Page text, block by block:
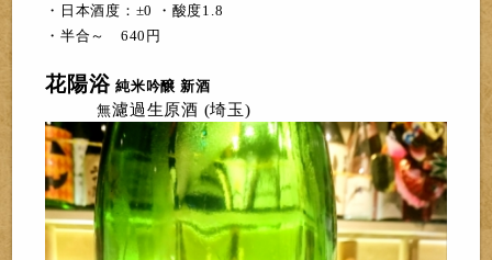
・日本酒度：±0 ・酸度1.8
・半合～ 640円
花陽浴 純米吟醸 新酒
無濾過生原酒 (埼玉)